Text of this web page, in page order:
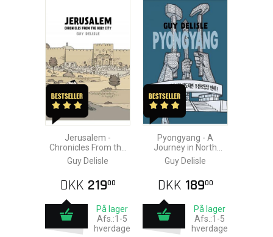
Jerusalem -
Chronicles From the
Holy City
Guy Delisle
DKK 21900
På lager
Afs.:1-5
hverdage
Pyongyang - A
Journey in North
Korea
Guy Delisle
DKK 18900
På lager
Afs.:1-5
hverdage